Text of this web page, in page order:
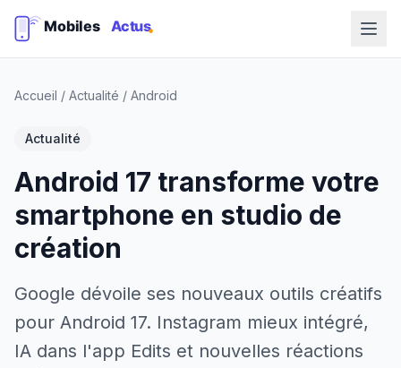
Accueil / Actualité / Android
Actualité
Android 17 transforme votre
smartphone en studio de
création
Google dévoile ses nouveaux outils créatifs
pour Android 17. Instagram mieux intégré,
IA dans l'app Edits et nouvelles réactions